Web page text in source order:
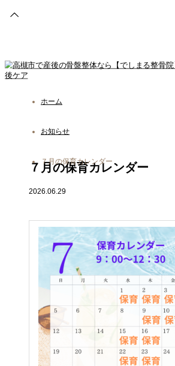
ホーム
お知らせ
７月の保育カレンダー
７月の保育カレンダー
2026.06.29
当院について
巻き爪
産前・産後ケア
インソール作成
BLOG